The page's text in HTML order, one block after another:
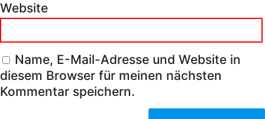
Website
Name, E-Mail-Adresse und Website in
diesem Browser für meinen nächsten
Kommentar speichern.